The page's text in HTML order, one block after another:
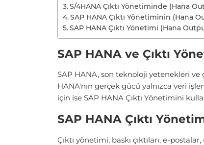
S/4HANA Çıktı Yönetiminde (Hana
SAP HANA Çıktı Yönetiminin (Hana
SAP HANA Çıktı Yönetimi (Hana
SAP HANA ve Çıktı
SAP HANA, son teknoloji yetenekleri
HANA'nın gerçek gücü yalnızca veri
için ise SAP HANA Çıktı Yönetimini
SAP HANA Çıktı
Çıktı yönetimi, baskı çıktıları, e-